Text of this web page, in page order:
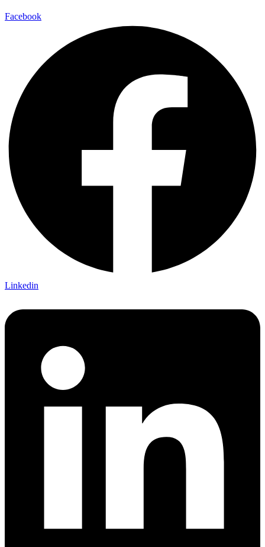
Facebook
Linkedin